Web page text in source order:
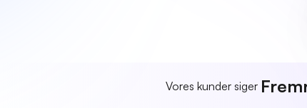
Vores kunder siger